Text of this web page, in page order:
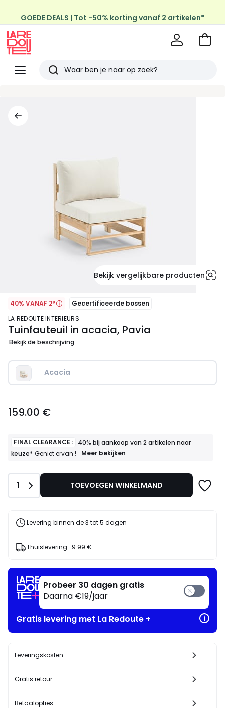
GOEDE DEALS | Tot -50% korting vanaf 2 artikelen*
Profiteer van gratis thuis levering
Menu
Redoute
Zoeken
Naar
Bekijk vergelijkbare producten
40% VANAF 2*
Gecertificeerde bossen
LA REDOUTE INTERIEURS
Tuinfauteuil in acacia, Pavia
Bekijk de beschrijving
Acacia
€.
159.00 €
FINAL CLEARANCE : 40% bij aankoop van 2 artikelen naar
keuze* Geniet ervan !
FINAL
bij
artikelen
Geniet
Meer bekijken
Aantal
1 TOEVOEGEN WINKELMAND
Levering binnen de 3 tot 5 dagen
Thuislevering : 9.99 €
Probeer 30 dagen gratis
Daarna €19/jaar
Gratis levering met La Redoute +
Leveringskosten
Gratis retour
Betaalopties